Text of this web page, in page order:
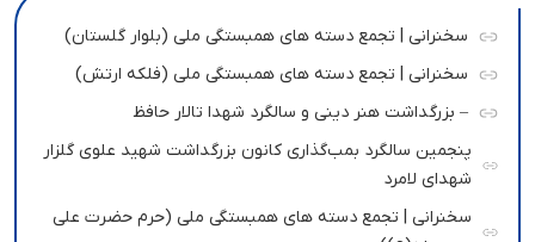
سخنرانی | تجمع دسته های همبستگی ملی (بلوار گلستان)
سخنرانی | تجمع دسته های همبستگی ملی (فلکه ارتش)
– بزرگداشت هنر دینی و سالگرد شهدا تالار حافظ
پنجمین سالگرد بمب‌گذاری کانون بزرگداشت شهید علوی گلزار
شهدای لامرد
سخنرانی | تجمع دسته های همبستگی ملی (حرم حضرت علی